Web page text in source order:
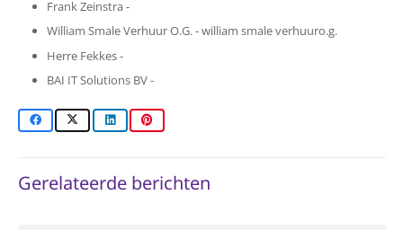
Frank Zeinstra -
William Smale Verhuur O.G. - william smale verhuuro.g.
Herre Fekkes -
BAI IT Solutions BV -
Gerelateerde berichten